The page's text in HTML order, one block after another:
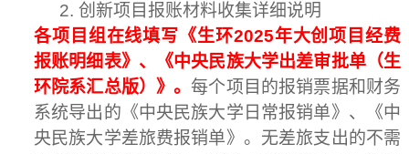
2. 创新项目报账材料收集详细说明
各项目组在线填写《生环2025年大创项目经费
报账明细表》、《中央民族大学出差审批单（生
环院系汇总版）》。每个项目的报销票据和财务
系统导出的《中央民族大学日常报销单》、《中
央民族大学差旅费报销单》。无差旅支出的不需